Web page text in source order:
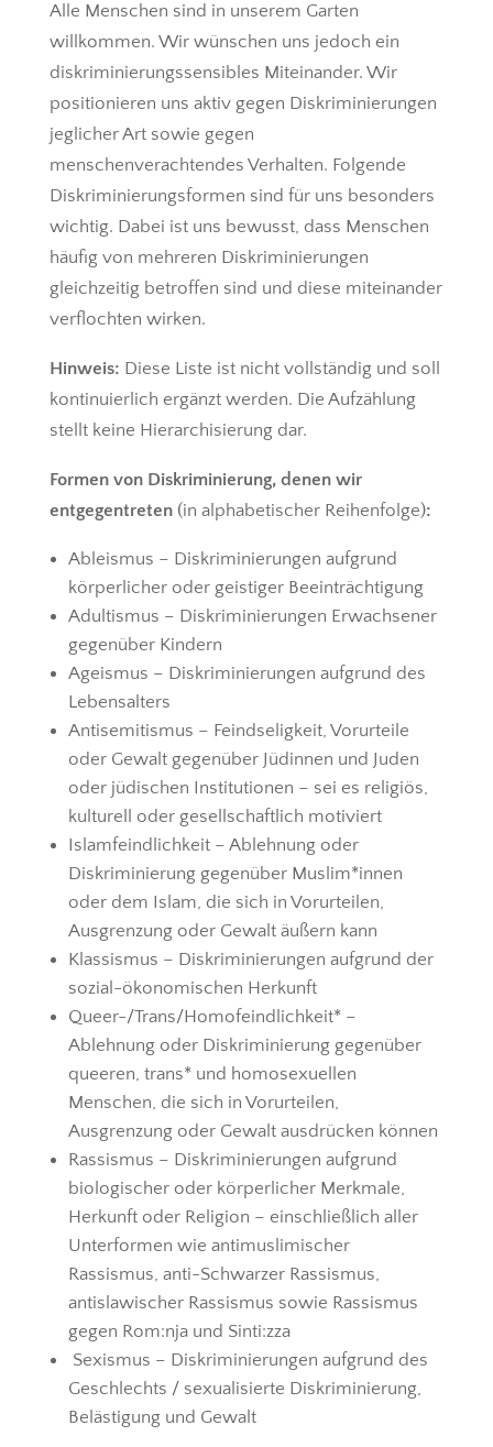
Alle Menschen sind in unserem Garten
willkommen. Wir wünschen uns jedoch ein
diskriminierungssensibles Miteinander. Wir
positionieren uns aktiv gegen Diskriminierungen
jeglicher Art sowie gegen
menschenverachtendes Verhalten. Folgende
Diskriminierungsformen sind für uns besonders
wichtig. Dabei ist uns bewusst, dass Menschen
häufig von mehreren Diskriminierungen
gleichzeitig betroffen sind und diese miteinander
verflochten wirken.
Hinweis: Diese Liste ist nicht vollständig und soll
kontinuierlich ergänzt werden. Die Aufzählung
stellt keine Hierarchisierung dar.
Formen von Diskriminierung, denen wir
entgegentreten (in alphabetischer Reihenfolge):
Ableismus – Diskriminierungen aufgrund
körperlicher oder geistiger Beeinträchtigung
Adultismus – Diskriminierungen Erwachsener
gegenüber Kindern
Ageismus – Diskriminierungen aufgrund des
Lebensalters
Antisemitismus – Feindseligkeit, Vorurteile
oder Gewalt gegenüber Jüdinnen und Juden
oder jüdischen Institutionen – sei es religiös,
kulturell oder gesellschaftlich motiviert
Islamfeindlichkeit – Ablehnung oder
Diskriminierung gegenüber Muslim*innen
oder dem Islam, die sich in Vorurteilen,
Ausgrenzung oder Gewalt äußern kann
Klassismus – Diskriminierungen aufgrund der
sozial-ökonomischen Herkunft
Queer-/Trans/Homofeindlichkeit* –
Ablehnung oder Diskriminierung gegenüber
queeren, trans* und homosexuellen
Menschen, die sich in Vorurteilen,
Ausgrenzung oder Gewalt ausdrücken können
Rassismus – Diskriminierungen aufgrund
biologischer oder körperlicher Merkmale,
Herkunft oder Religion – einschließlich aller
Unterformen wie antimuslimischer
Rassismus, anti-Schwarzer Rassismus,
antislawischer Rassismus sowie Rassismus
gegen Rom:nja und Sinti:zza
Sexismus – Diskriminierungen aufgrund des
Geschlechts / sexualisierte Diskriminierung,
Belästigung und Gewalt